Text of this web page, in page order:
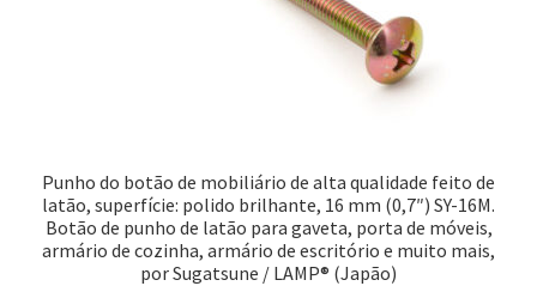
Punho do botão de mobiliário de alta qualidade feito de
latão, superfície: polido brilhante, 16 mm (0,7″) SY-16M.
Botão de punho de latão para gaveta, porta de móveis,
armário de cozinha, armário de escritório e muito mais,
por Sugatsune / LAMP® (Japão)